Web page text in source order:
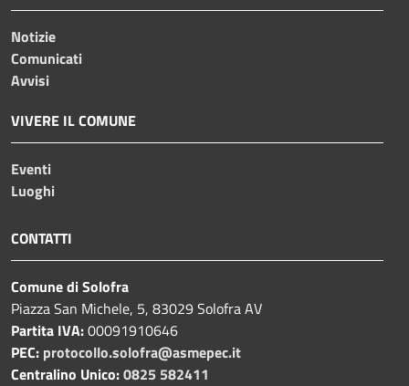
Notizie
Comunicati
Avvisi
VIVERE IL COMUNE
Eventi
Luoghi
CONTATTI
Comune di Solofra
Piazza San Michele, 5, 83029 Solofra AV
Partita IVA:00091910646
PEC: protocollo.solofra@asmepec.it
Centralino Unico:0825 582411